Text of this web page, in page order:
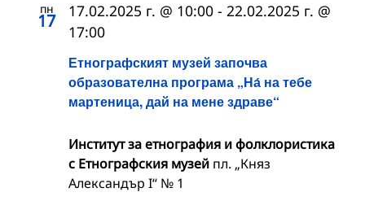
пн
17
Етнографският музей започва
образователна програма „На́ на тебе
мартеница, дай на мене здраве“
17.02.2025 г. @ 10:00 - 22.02.2025 г. @
17:00
Институт за етнография и фолклористика
с Етнографския музей пл. „Княз
Александър I“ № 1